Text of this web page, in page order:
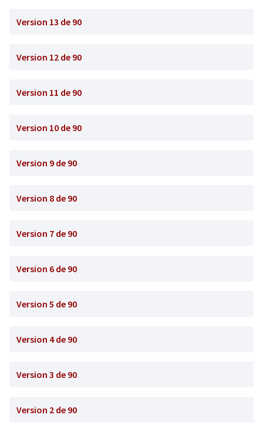
Version 13 de 90
Version 12 de 90
Version 11 de 90
Version 10 de 90
Version 9 de 90
Version 8 de 90
Version 7 de 90
Version 6 de 90
Version 5 de 90
Version 4 de 90
Version 3 de 90
Version 2 de 90